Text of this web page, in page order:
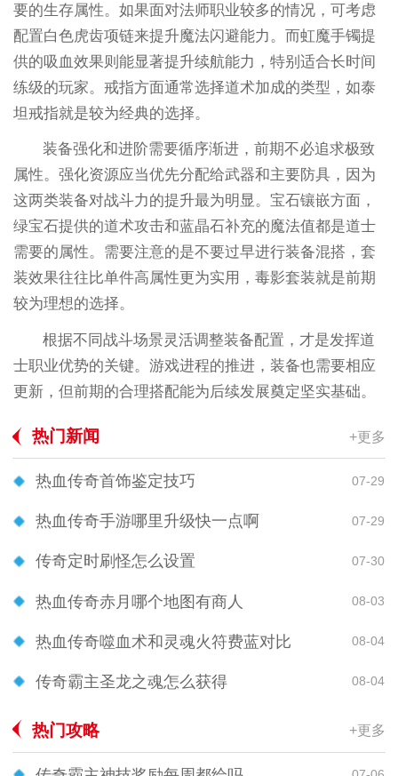
要的生存属性。如果面对法师职业较多的情况，可考虑
配置白色虎齿项链来提升魔法闪避能力。而虹魔手镯提
供的吸血效果则能显著提升续航能力，特别适合长时间
练级的玩家。戒指方面通常选择道术加成的类型，如泰
坦戒指就是较为经典的选择。
装备强化和进阶需要循序渐进，前期不必追求极致
属性。强化资源应当优先分配给武器和主要防具，因为
这两类装备对战斗力的提升最为明显。宝石镶嵌方面，
绿宝石提供的道术攻击和蓝晶石补充的魔法值都是道士
需要的属性。需要注意的是不要过早进行装备混搭，套
装效果往往比单件高属性更为实用，毒影套装就是前期
较为理想的选择。
根据不同战斗场景灵活调整装备配置，才是发挥道
士职业优势的关键。游戏进程的推进，装备也需要相应
更新，但前期的合理搭配能为后续发展奠定坚实基础。
热门新闻 +更多
热血传奇首饰鉴定技巧 07-29
热血传奇手游哪里升级快一点啊 07-29
传奇定时刷怪怎么设置 07-30
热血传奇赤月哪个地图有商人 08-03
热血传奇噬血术和灵魂火符费蓝对比 08-04
传奇霸主圣龙之魂怎么获得 08-04
热门攻略 +更多